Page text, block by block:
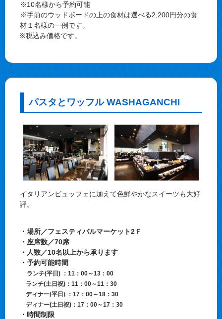
※10名様から予約可能
※手前のウッドボードの上の食材は選べる2,200円分の食
材１名様の一例です。
※税込み価格です。
パスタとワッフル WASHAGANCHI
イタリアンビュッフェに加えて色鮮やかなスイーツも大好
評。
・場所／フェスティバルマーケット2Ｆ
・座席数／70席
・人数／10名以上から承ります
・予約可能時間
ランチ(平日) ：11：00～13：00
ランチ(土日祝)：11：00～11：30
ディナー(平日) ：17：00～18：30
ディナー(土日祝)：17：00～17：30
・時間制限